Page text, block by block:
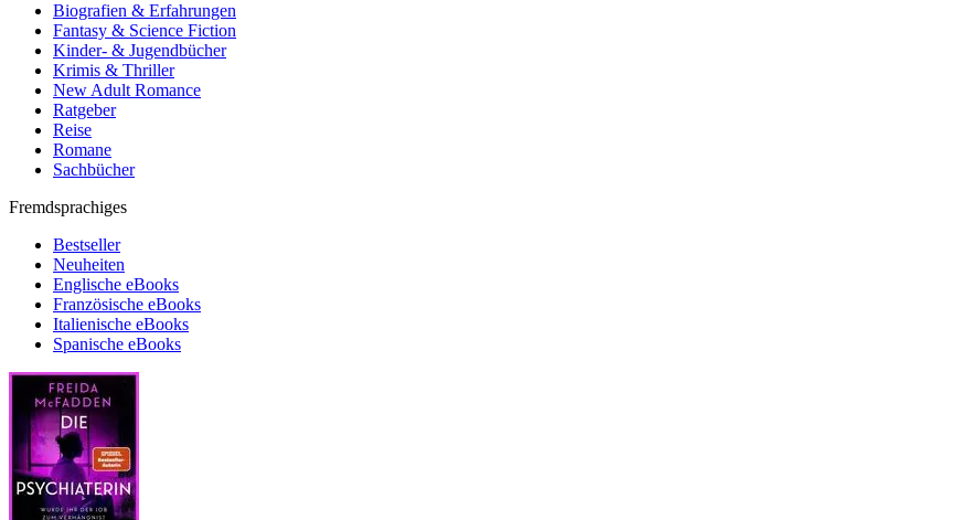
Biografien & Erfahrungen
Fantasy & Science Fiction
Kinder- & Jugendbücher
Krimis & Thriller
New Adult Romance
Ratgeber
Reise
Romane
Sachbücher
Fremdsprachiges
Bestseller
Neuheiten
Englische eBooks
Französische eBooks
Italienische eBooks
Spanische eBooks